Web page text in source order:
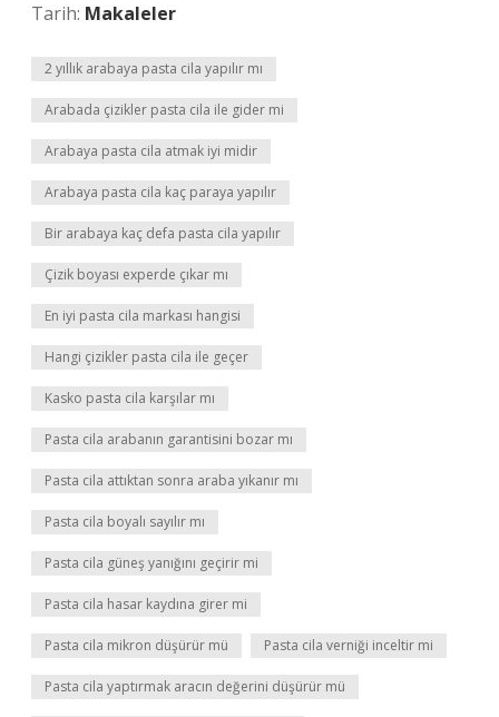
Tarih: Makaleler
2 yıllık arabaya pasta cila yapılır mı
Arabada çizikler pasta cila ile gider mi
Arabaya pasta cila atmak iyi midir
Arabaya pasta cila kaç paraya yapılır
Bir arabaya kaç defa pasta cila yapılır
Çizik boyası experde çıkar mı
En iyi pasta cila markası hangisi
Hangi çizikler pasta cila ile geçer
Kasko pasta cila karşılar mı
Pasta cila arabanın garantisini bozar mı
Pasta cila attıktan sonra araba yıkanır mı
Pasta cila boyalı sayılır mı
Pasta cila güneş yanığını geçirir mi
Pasta cila hasar kaydına girer mi
Pasta cila mikron düşürür mü Pasta cila verniği inceltir mi
Pasta cila yaptırmak aracın değerini düşürür mü